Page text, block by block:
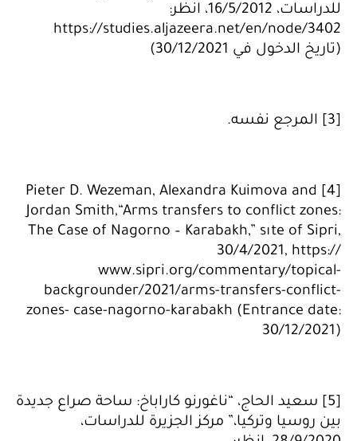
للدراسات، 16/5/2012، انظر:
https://studies.aljazeera.net/en/node/3402
(تاريخ الدخول في 30/12/2021)
[3] المرجع نفسه.
[4] Pieter D. Wezeman, Alexandra Kuimova and
Jordan Smith,“Arms transfers to conflict zones:
The Case of Nagorno – Karabakh,” sıte of Sipri,
30/4/2021, https://
www.sipri.org/commentary/topical-
backgrounder/2021/arms-transfers-conflict-
zones- case-nagorno-karabakh (Entrance date:
30/12/2021)
[5] سعيد الحاج، “ناغورنو كاراباخ: ساحة صراع جديدة
بين روسيا وتركيا،” مركز الجزيرة للدراسات،